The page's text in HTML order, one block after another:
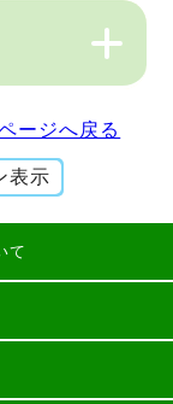
ージへ戻る
表示
て